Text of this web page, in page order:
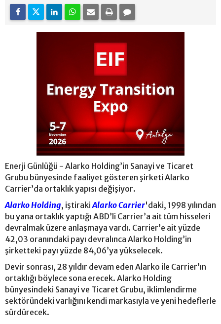
Enerji Günlüğü - Alarko Holding’in Sanayi ve Ticaret
Grubu bünyesinde faaliyet gösteren şirketi Alarko
Carrier’da ortaklık yapısı değişiyor.
Alarko Holding, iştirakiAlarko Carrier'daki, 1998 yılından
bu yana ortaklık yaptığı ABD’li Carrier’a ait tüm hisseleri
devralmak üzere anlaşmaya vardı. Carrier’e ait yüzde
42,03 oranındaki payı devralınca Alarko Holding’in
şirketteki payı yüzde 84,06’ya yükselecek.
Devir sonrası, 28 yıldır devam eden Alarko ile Carrier’ın
ortaklığı böylece sona erecek. Alarko Holding
bünyesindeki Sanayi ve Ticaret Grubu, iklimlendirme
sektöründeki varlığını kendi markasıyla ve yeni hedeflerle
sürdürecek.